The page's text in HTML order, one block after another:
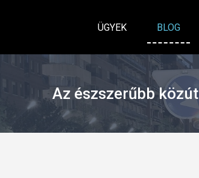
ÜGYEK BLOG
Az észszerűbb